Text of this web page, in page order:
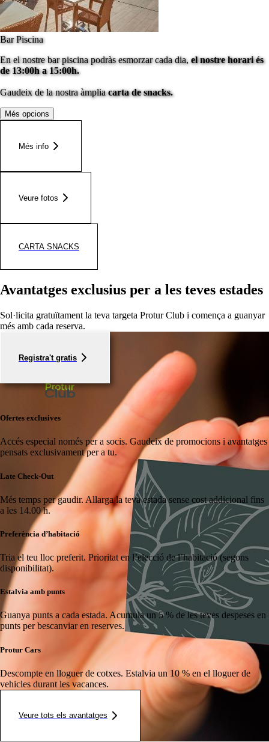
Bar Piscina
En el nostre bar piscina podràs esmorzar cada dia,el nostre horari és
de 13:00h a 15:00h.
Gaudeix de la nostra àmpliacarta de snacks.
Més opcions
Més info
Veure fotos
CARTA SNACKS
Avantatges exclusius per a les teves estades
Sol·licita gratuïtament la teva targeta Protur Club i comença a guanyar
més amb cada reserva.
Registra't gratis
Ofertes exclusives
Accés especial només per a socis. Gaudeix de promocions i avantatges
pensats exclusivament per a tu.
Late Check-Out
Més temps per gaudir. Allarga la teva estada sense cost addicional fins
a les 14.00 h.
Preferència d’habitació
Tria el teu lloc preferit. Prioritat en l’elecció de l’habitació (segons
disponibilitat).
Estalvia amb punts
Guanya punts a cada estada. Acumula un 5 % de les teves despeses en
punts per bescanviar en reserves.
Protur Cars
Descompte en lloguer de cotxes. Estalvia un 10 % en el lloguer de
vehicles durant les vacances.
Veure tots els avantatges